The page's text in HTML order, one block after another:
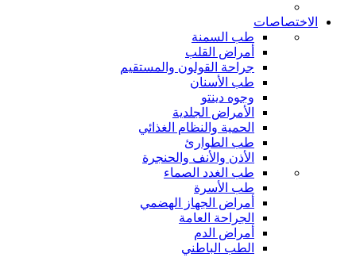
الاختصاصات
طب السمنة
أمراض القلب
جراحة القولون والمستقيم
طب الأسنان
وجوه دينتو
الأمراض الجلدية
الحمية والنظام الغذائي
طب الطوارئ
الأذن والأنف والحنجرة
طب الغدد الصماء
طب الأسرة
أمراض الجهاز الهضمي
الجراحة العامة
أمراض الدم
الطب الباطني